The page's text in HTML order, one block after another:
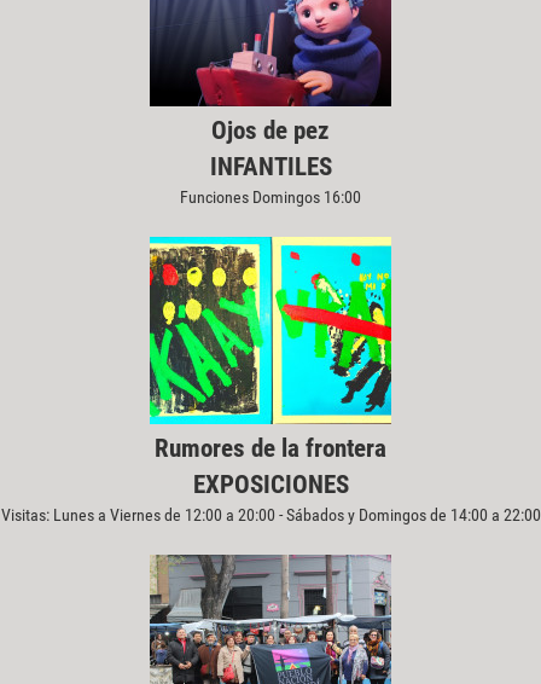
Ojos de pez
INFANTILES
Funciones Domingos 16:00
Rumores de la frontera
EXPOSICIONES
Visitas: Lunes a Viernes de 12:00 a 20:00 - Sábados y Domingos de 14:00 a 22:00